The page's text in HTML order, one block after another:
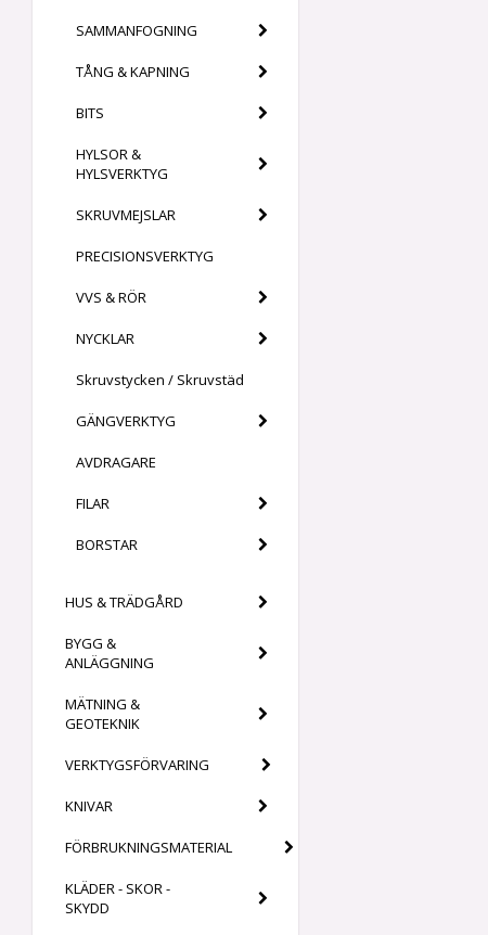
SAMMANFOGNING
TÅNG & KAPNING
BITS
HYLSOR &
HYLSVERKTYG
SKRUVMEJSLAR
PRECISIONSVERKTYG
VVS & RÖR
NYCKLAR
Skruvstycken / Skruvstäd
GÄNGVERKTYG
AVDRAGARE
FILAR
BORSTAR
HUS & TRÄDGÅRD
BYGG &
ANLÄGGNING
MÄTNING &
GEOTEKNIK
VERKTYGSFÖRVARING
KNIVAR
FÖRBRUKNINGSMATERIAL
KLÄDER - SKOR -
SKYDD